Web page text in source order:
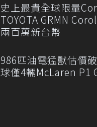
史上最貴全球限量
TOYOTA GRMN
兩百萬新台幣
986匹油電猛獸估價
球僅4輛McLaren P1